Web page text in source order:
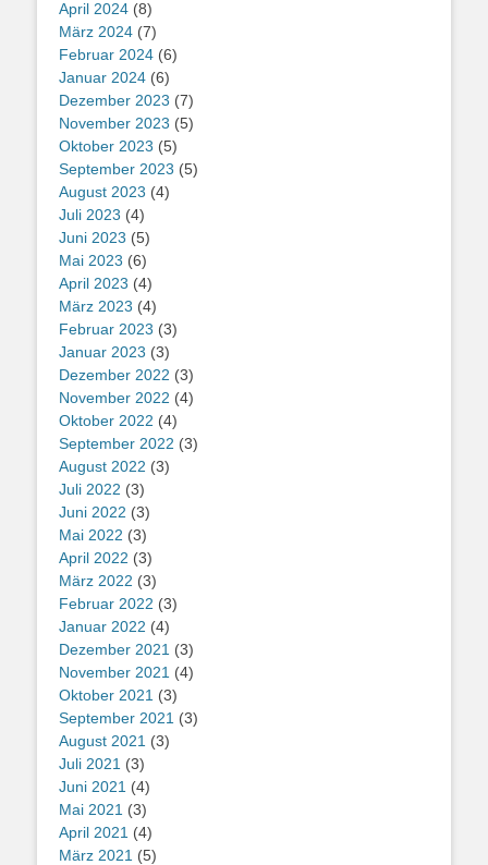
April 2024 (8)
März 2024 (7)
Februar 2024 (6)
Januar 2024 (6)
Dezember 2023 (7)
November 2023 (5)
Oktober 2023 (5)
September 2023 (5)
August 2023 (4)
Juli 2023 (4)
Juni 2023 (5)
Mai 2023 (6)
April 2023 (4)
März 2023 (4)
Februar 2023 (3)
Januar 2023 (3)
Dezember 2022 (3)
November 2022 (4)
Oktober 2022 (4)
September 2022 (3)
August 2022 (3)
Juli 2022 (3)
Juni 2022 (3)
Mai 2022 (3)
April 2022 (3)
März 2022 (3)
Februar 2022 (3)
Januar 2022 (4)
Dezember 2021 (3)
November 2021 (4)
Oktober 2021 (3)
September 2021 (3)
August 2021 (3)
Juli 2021 (3)
Juni 2021 (4)
Mai 2021 (3)
April 2021 (4)
März 2021 (5)